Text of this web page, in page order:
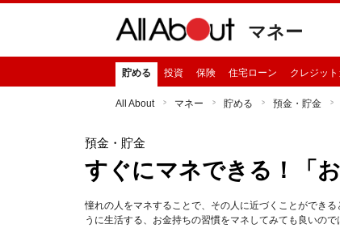
マネー
貯める 投資 保険 住宅ローン クレジッ
All About マネー 貯める 預金・貯金
預金・貯金
すぐにマネできる！「
憧れの人をマネすることで、その人に近づくことができ
うに生活する、お金持ちの習慣をマネしてみても良いので